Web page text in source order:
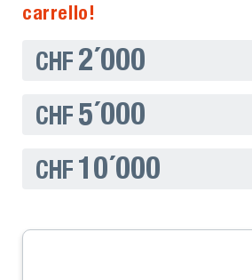
carrello!
CHF 2´000
CHF 5´000
CHF 10´000